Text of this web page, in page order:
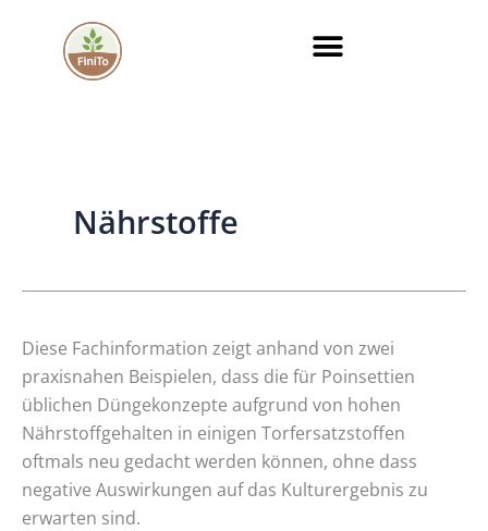
springen
Nährstoffe
Diese Fachinformation zeigt anhand von zwei
praxisnahen Beispielen, dass die für Poinsettien
üblichen Düngekonzepte aufgrund von hohen
Nährstoffgehalten in einigen Torfersatzstoffen
oftmals neu gedacht werden können, ohne dass
negative Auswirkungen auf das Kulturergebnis zu
erwarten sind.
Gelten
die
gängigen
Düngekonzepte
für
Poinsettien
auch